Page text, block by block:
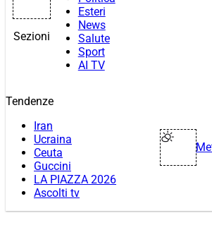
Sezioni
Esteri
News
Salute
Sport
AI TV
Tendenze
Iran
Ucraina
Ceuta
Guccini
LA PIAZZA 2026
Ascolti tv